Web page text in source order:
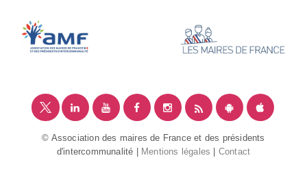
© Association des maires de France et des présidents
d'intercommunalité |
Mentions légales Contact